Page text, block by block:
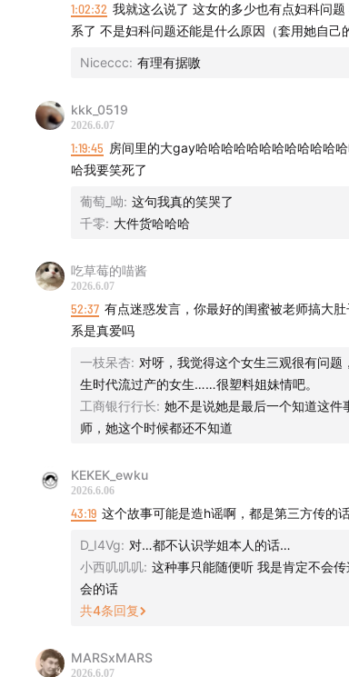
1:02:32 我就这么说了 这女的多少也有点妇科问
系了 不是妇科问题还能是什么原因（套用她自己
Niceccc: 有理有据嗷
kkk_0519
2026.6.07
1:19:45 房间里的大gay哈哈哈哈哈哈哈哈哈哈哈
哈我要笑死了
葡萄_呦: 这句我真的笑哭了
千零: 大件货哈哈哈
吃草莓的喵酱
2026.6.07
52:37 有点迷惑发言，你最好的闺蜜被老师搞大
系是真爱吗
一枝呆杏: 对呀，我觉得这个女生三观很有问
生时代流过产的女生……很塑料姐妹情吧。
工商银行行长: 她不是说她是最后一个知道这
师，她这个时候都还不知道
KEKEK_ewku
2026.6.06
43:19 这个故事可能是造h谣啊，都是第三方传的
D_I4Vg: 对…都不认识学姐本人的话…
小西叽叽叽: 这种事只能随便听 我是肯定不会
会的话
共4条回复
MARSxMARS
2026.6.07